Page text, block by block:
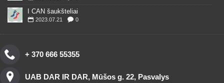
I CAN šaukšteliai
2023.07.21 0
+ 370 666 55355
UAB DAR IR DAR, Mūšos g. 22, Pasvalys